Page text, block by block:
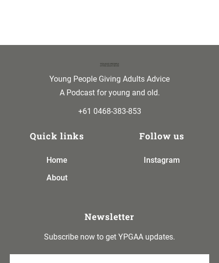
Young People Giving Adults Advice
A Podcast for young and old.
+61 0468-383-853
Quick links
Home
About
Follow us
Instagram
Newsletter
Subscribe now to get YPGAA updates.